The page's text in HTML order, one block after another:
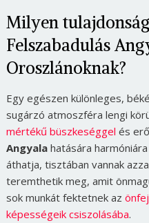
Milyen
Felszabadulás
Oroszlánoknak?
Egy egészen különleges,
sugárzó atmoszféra lengi
mértékű büszkeséggel és
Angyala hatására
áthatja, tisztában vannak
teremthetik meg, amit
sok munkát fektetnek az
képességeik csiszolásába.